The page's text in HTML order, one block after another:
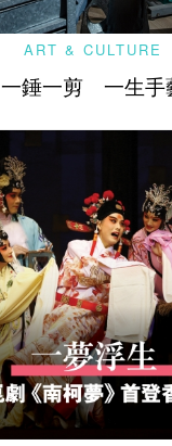
ART & CULTURE
一錘一剪 一生手